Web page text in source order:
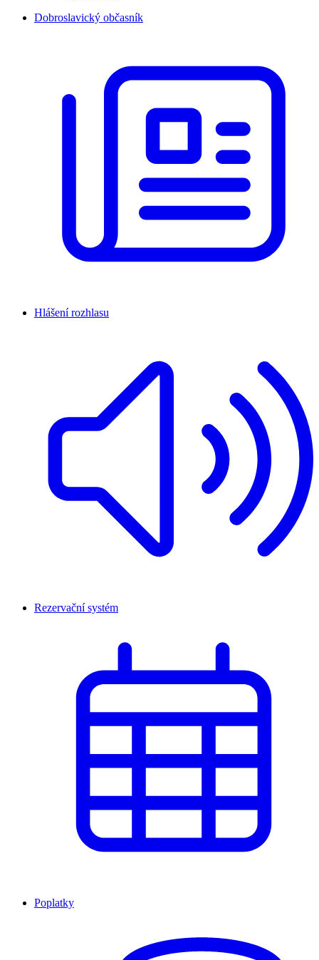
Dobroslavický občasník
Hlášení rozhlasu
Rezervační systém
Poplatky